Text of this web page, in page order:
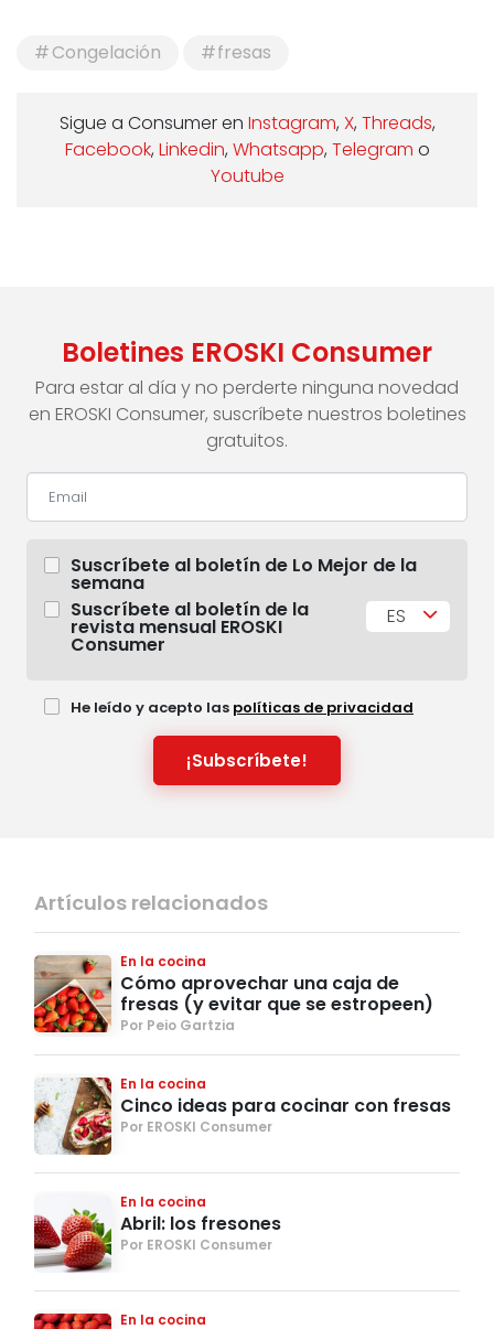
Congelación fresas
Sigue a Consumer en Instagram, X, Threads,
Facebook, Linkedin, Whatsapp, Telegram o
Youtube
Boletines EROSKI Consumer
Para estar al día y no perderte ninguna novedad
en EROSKI Consumer, suscríbete nuestros boletines
gratuitos.
Suscríbete al boletín de Lo Mejor de la
semana
Suscríbete al boletín de la
revista mensual EROSKI
Consumer
ES
He leído y acepto las políticas de privacidad
¡Subscríbete!
Artículos relacionados
En la cocina
Cómo aprovechar una caja de
fresas (y evitar que se estropeen)
Por Peio Gartzia
En la cocina
Cinco ideas para cocinar con fresas
Por EROSKI Consumer
En la cocina
Abril: los fresones
Por EROSKI Consumer
En la cocina